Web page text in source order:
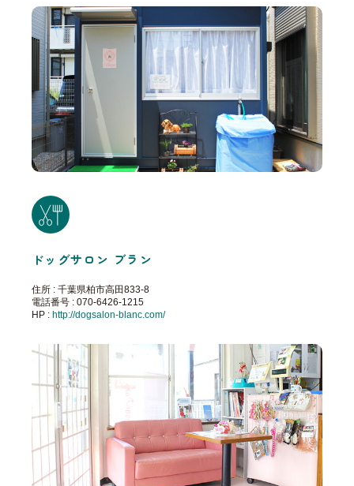
ドッグサロン ブラン
住所 : 千葉県柏市高田833-8
電話番号 : 070-6426-1215
HP :http://dogsalon-blanc.com/